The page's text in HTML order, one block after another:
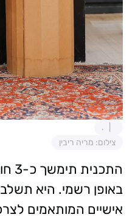
.
צילום: מריה ריבין
באופן רשמי. היא תשלב
אישיים המותאמים